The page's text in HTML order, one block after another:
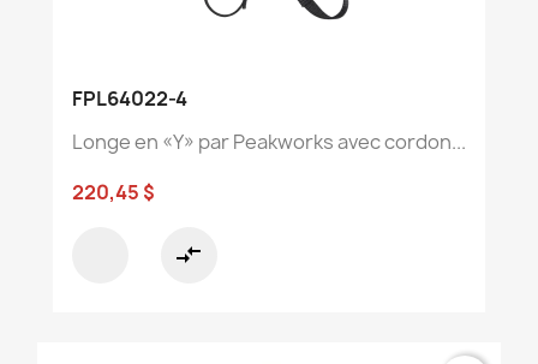
FPL64022-4
Longe en «Y» par Peakworks avec cordon...
220,45 $
compare_arrows